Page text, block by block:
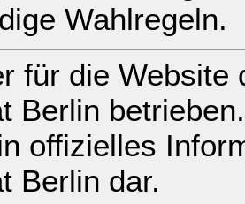
Wahlregeln.
für die Website
Berlin
offizielles
Berlin dar.